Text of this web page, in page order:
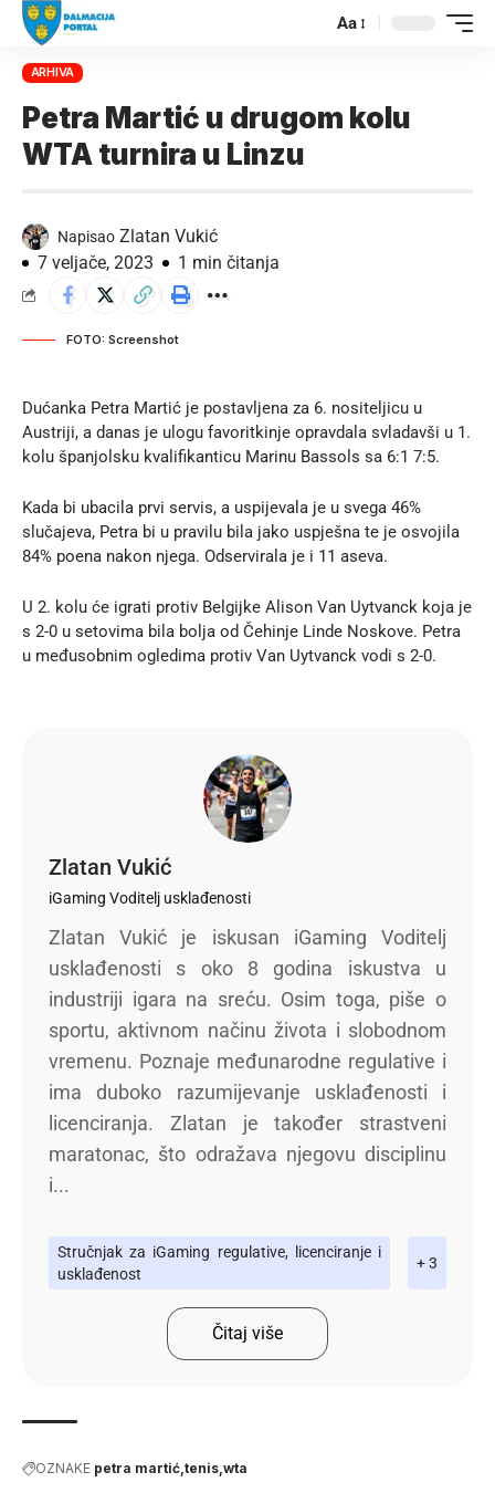
Aa
ARHIVA
Petra Martić u drugom kolu
WTA turnira u Linzu
Napisao Zlatan Vukić
7 veljače, 2023
1 min čitanja
FOTO: Screenshot
Dućanka Petra Martić je postavljena za 6. nositeljicu u
Austriji, a danas je ulogu favoritkinje opravdala svladavši u 1.
kolu španjolsku kvalifikanticu Marinu Bassols sa 6:1 7:5.
Kada bi ubacila prvi servis, a uspijevala je u svega 46%
slučajeva, Petra bi u pravilu bila jako uspješna te je osvojila
84% poena nakon njega. Odservirala je i 11 aseva.
U 2. kolu će igrati protiv Belgijke Alison Van Uytvanck koja je
s 2-0 u setovima bila bolja od Čehinje Linde Noskove. Petra
u međusobnim ogledima protiv Van Uytvanck vodi s 2-0.
Zlatan Vukić
iGaming Voditelj usklađenosti
Zlatan Vukić je iskusan iGaming Voditelj
usklađenosti s oko 8 godina iskustva u
industriji igara na sreću. Osim toga, piše o
sportu, aktivnom načinu života i slobodnom
vremenu. Poznaje međunarodne regulative i
ima duboko razumijevanje usklađenosti i
licenciranja. Zlatan je također strastveni
maratonac, što odražava njegovu disciplinu
i...
Stručnjak za iGaming regulative, licenciranje i
usklađenost
+ 3
Čitaj više
OZNAKE petra martić tenis wta